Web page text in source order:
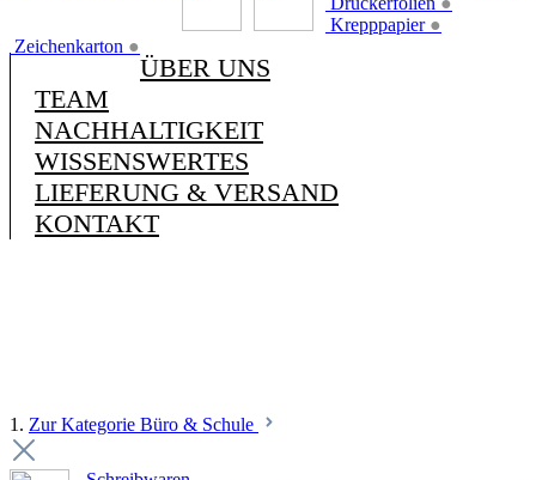
Krepppapier ●
Zeichenkarton ●
ÜBER UNS
TEAM
NACHHALTIGKEIT
WISSENSWERTES
LIEFERUNG & VERSAND
KONTAKT
1. Zur Kategorie Büro & Schule